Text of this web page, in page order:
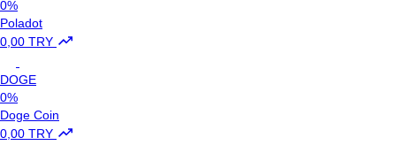
0%
Poladot
0,00 TRY
DOGE
0%
Doge Coin
0,00 TRY